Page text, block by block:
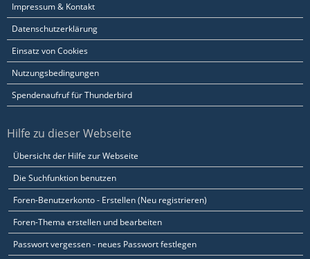
Impressum & Kontakt
Datenschutzerklärung
Einsatz von Cookies
Nutzungsbedingungen
Spendenaufruf für Thunderbird
Hilfe zu dieser Webseite
Übersicht der Hilfe zur Webseite
Die Suchfunktion benutzen
Foren-Benutzerkonto - Erstellen (Neu registrieren)
Foren-Thema erstellen und bearbeiten
Passwort vergessen - neues Passwort festlegen